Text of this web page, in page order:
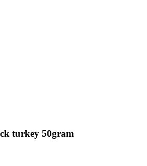
turkey 50gram